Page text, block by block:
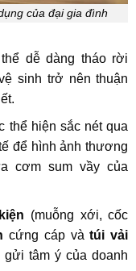
của đại gia đình
dễ dàng tháo rời
sinh trở nên thuận
thể hiện sắc nét qua
để hình ảnh thương
cơm sum vầy của
(muỗng xới, cốc
cứng cáp vàtúi vải
gửi tâm ý của doanh